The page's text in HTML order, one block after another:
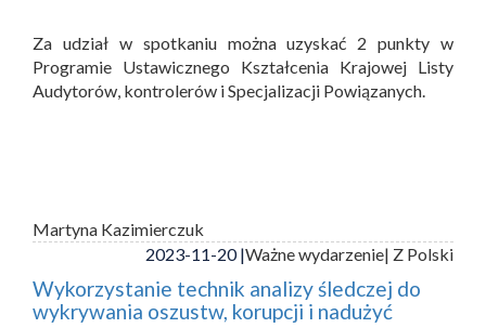
Za udział w spotkaniu można uzyskać 2 punkty w
Programie Ustawicznego Kształcenia Krajowej Listy
Audytorów, kontrolerów i Specjalizacji Powiązanych.
Martyna Kazimierczuk
2023-11-20 |Ważne wydarzenie| Z Polski
Wykorzystanie technik analizy śledczej do
wykrywania oszustw, korupcji i nadużyć